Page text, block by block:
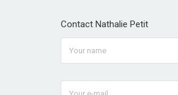
Contact Nathalie Petit